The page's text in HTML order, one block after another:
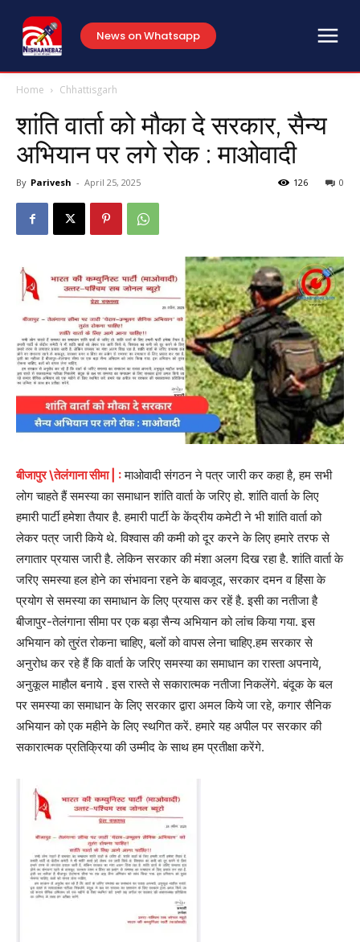
News on Whatsapp
Home Chhattisgarh
शांति वार्ता को मौका दे सरकार, सैन्य
अभियान पर लगे रोक : माओवादी
By Parivesh - April 25, 2025 0
126
बीजापुर \तेलंगाना सीमा | :माओवादी संगठन ने पत्र जारी कर कहा है, हम सभी
लोग चाहते हैं समस्या का समाधान शांति वार्ता के जरिए हो. शांति वार्ता के लिए
हमारी पार्टी हमेशा तैयार है. हमारी पार्टी के केंद्रीय कमेटी ने भी शांति वार्ता को
लेकर पत्र जारी किये थे. विश्वास की कमी को दूर करने के लिए हमारे तरफ से
लगातार प्रयास जारी है. लेकिन सरकार की मंशा अलग दिख रहा है. शांति वार्ता के
जरिए समस्या हल होने का संभावना रहने के बावजूद, सरकार दमन व हिंसा के
प्रयोग से समस्या का समाधान के लिए प्रयास कर रहें है. इसी का नतीजा है
बीजापुर-तेलंगाना सीमा पर एक बड़ा सैन्य अभियान को लांच किया गया. इस
अभियान को तुरंत रोकना चाहिए, बलों को वापस लेना चाहिए.हम सरकार से
अनुरोध कर रहे हैं कि वार्ता के जरिए समस्या का समाधान का रास्ता अपनाये,
अनुकूल माहौल बनाये . इस रास्ते से सकारात्मक नतीजा निकलेंगे. बंदूक के बल
पर समस्या का समाधान के लिए सरकार द्वारा अमल किये जा रहे, कगार सैनिक
अभियान को एक महीने के लिए स्थगित करें. हमारे यह अपील पर सरकार की
सकारात्मक प्रतिक्रिया की उम्मीद के साथ हम प्रतीक्षा करेंगे.